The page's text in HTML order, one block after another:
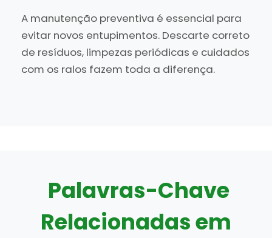
A manutenção preventiva é essencial para
evitar novos entupimentos. Descarte correto
de resíduos, limpezas periódicas e cuidados
com os ralos fazem toda a diferença.
Palavras-Chave
Relacionadas em